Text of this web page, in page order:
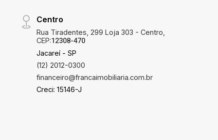
Centro
Rua Tiradentes, 299 Loja 303 - Centro,
CEP:12308-470
Jacareí - SP
(12) 2012-0300
financeiro@francaimobiliaria.com.br
Creci: 15146-J